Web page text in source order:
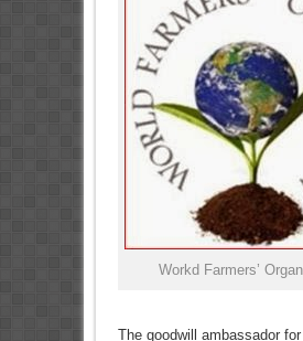
Workd Farmers’
The goodwill ambassador